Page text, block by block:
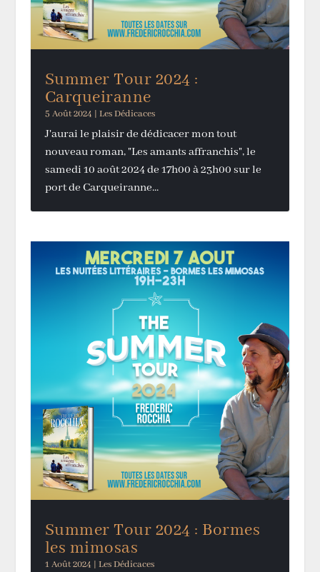
Summer Tour 2024 :
Carqueiranne
5 Août 2024 | Les Dédicaces
J'aurai le plaisir de dédicacer mon tout
nouveau roman, "Les amants affranchis", le
samedi 10 août 2024 de 17h00 à 23h00 sur le
port de Carqueiranne...
Summer Tour 2024 : Bormes
les mimosas
1 Août 2024 Les Dédicaces